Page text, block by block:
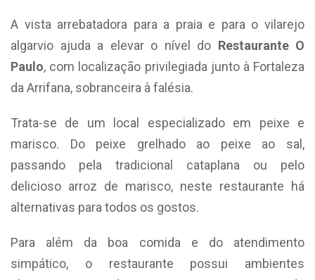
A vista arrebatadora para a praia e para o vilarejo
algarvio ajuda a elevar o nível do Restaurante O
Paulo, com localização privilegiada junto à Fortaleza
da Arrifana, sobranceira à falésia.
Trata-se de um local especializado em peixe e
marisco. Do peixe grelhado ao peixe ao sal,
passando pela tradicional cataplana ou pelo
delicioso arroz de marisco, neste restaurante há
alternativas para todos os gostos.
Para além da boa comida e do atendimento
simpático, o restaurante possui ambientes